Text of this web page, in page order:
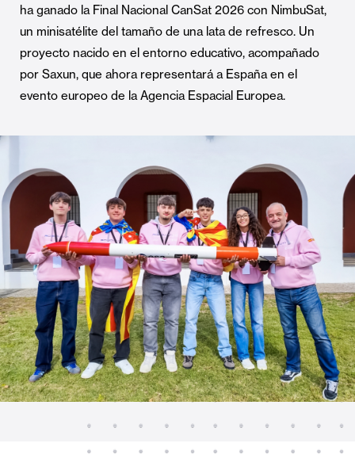
ha ganado la Final Nacional CanSat 2026 con NimbuSat,
un minisatélite del tamaño de una lata de refresco. Un
proyecto nacido en el entorno educativo, acompañado
por Saxun, que ahora representará a España en el
evento europeo de la Agencia Espacial Europea.